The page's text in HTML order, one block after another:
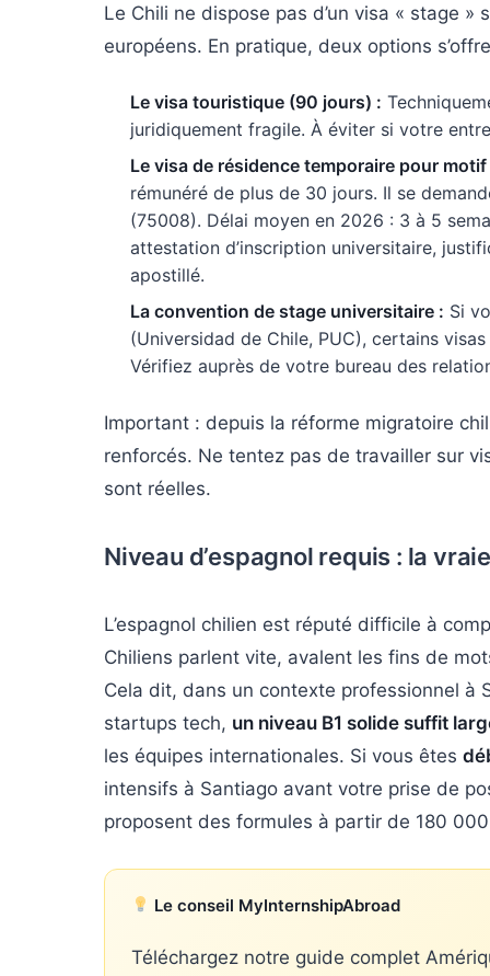
Le Chili ne dispose pas d’un visa « stage
européens. En pratique, deux options
Le visa touristique (90 jours) :
juridiquement fragile. À éviter si votre
Le visa de résidence temporaire pour
rémunéré de plus de 30 jours. Il se
(75008). Délai moyen en 2026 : 3 à 5
attestation d’inscription universitaire,
apostillé.
La convention de stage universitaire : Si
(Universidad de Chile, PUC), certains
Vérifiez auprès de votre bureau des
Important : depuis la réforme migratoire
renforcés. Ne tentez pas de travailler sur
sont réelles.
Niveau d’espagnol requis : la
L’espagnol chilien est réputé difficile à
Chiliens parlent vite, avalent les fins de
Cela dit, dans un contexte professionnel à
startups tech, un niveau B1 solide suffit
les équipes internationales. Si vous êtes
intensifs à Santiago avant votre prise de
proposent des formules à partir de 180
Le conseil MyInternshipAbroad
Téléchargez notre guide complet